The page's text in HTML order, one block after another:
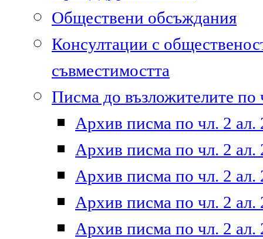
Обществени обсъждания
Консултации с
съвместимостта
Писма до възложителите по
Архив писма по чл. 2 ал.
Архив писма по чл. 2 ал.
Архив писма по чл. 2 ал.
Архив писма по чл. 2 ал.
Архив писма по чл. 2 ал.